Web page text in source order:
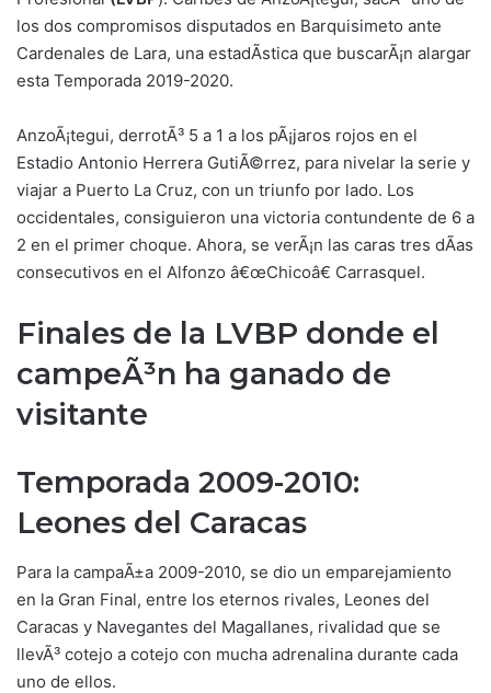
los dos compromisos disputados en Barquisimeto ante
Cardenales de Lara, una estadÃ­stica que buscarÃ¡n alargar
esta Temporada 2019-2020.
AnzoÃ¡tegui, derrotÃ³ 5 a 1 a los pÃ¡jaros rojos en el
Estadio Antonio Herrera GutiÃ©rrez, para nivelar la serie y
viajar a Puerto La Cruz, con un triunfo por lado. Los
occidentales, consiguieron una victoria contundente de 6 a
2 en el primer choque. Ahora, se verÃ¡n las caras tres dÃ­as
consecutivos en el Alfonzo â€œChicoâ€ Carrasquel.
Finales de la LVBP donde el
campeÃ³n ha ganado de
visitante
Temporada 2009-2010:
Leones del Caracas
Para la campaÃ±a 2009-2010, se dio un emparejamiento
en la Gran Final, entre los eternos rivales, Leones del
Caracas y Navegantes del Magallanes, rivalidad que se
llevÃ³ cotejo a cotejo con mucha adrenalina durante cada
uno de ellos.